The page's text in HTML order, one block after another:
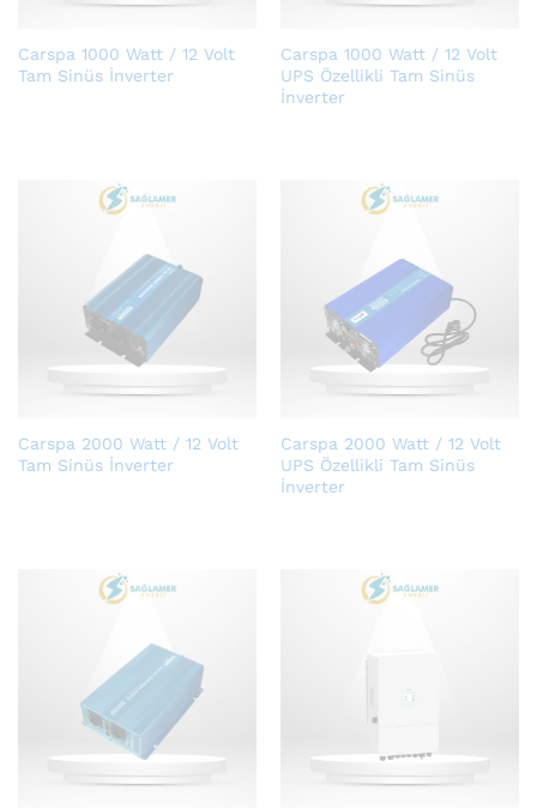
Carspa 1000 Watt / 12 Volt
Tam Sinüs İnverter
Carspa 1000 Watt / 12 Volt
UPS Özellikli Tam Sinüs
İnverter
Carspa 2000 Watt / 12 Volt
Tam Sinüs İnverter
Carspa 2000 Watt / 12 Volt
UPS Özellikli Tam Sinüs
İnverter